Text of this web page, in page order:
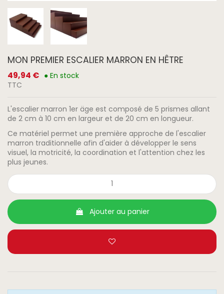
MON PREMIER ESCALIER MARRON EN HÊTRE
49,94 € ● En stock
TTC
L'escalier marron 1er äge est composé de 5 prismes allant
de 2 cm à 10 cm en largeur et de 20 cm en longueur.
Ce matériel permet une première approche de l'escalier
marron traditionnelle afin d'aider à développer le sens
visuel, la motricité, la coordination et l'attention chez les
plus jeunes.
Ajouter au panier